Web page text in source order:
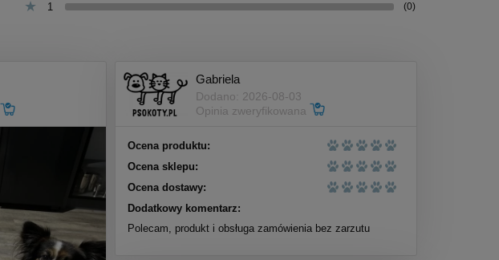
1 (0)
Gabriela
Dodano: 2026-08-03
Opinia zweryfikowana
Ocena produktu:
Ocena sklepu:
Ocena dostawy:
Dodatkowy komentarz:
Polecam, produkt i obsługa zamówienia bez zarzutu